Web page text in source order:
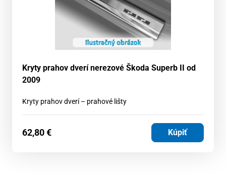
Kryty prahov dverí nerezové Škoda Superb II od
2009
Kryty prahov dverí – prahové lišty
62,80€ Kúpiť